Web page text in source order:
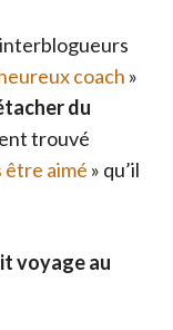
coach »
du
trouvé
être aimé » qu’il
voyage au